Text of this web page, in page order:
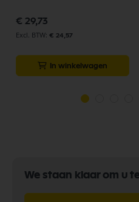
€ 29,73
€ 24,57
In winkelwagen
We staan klaar om u